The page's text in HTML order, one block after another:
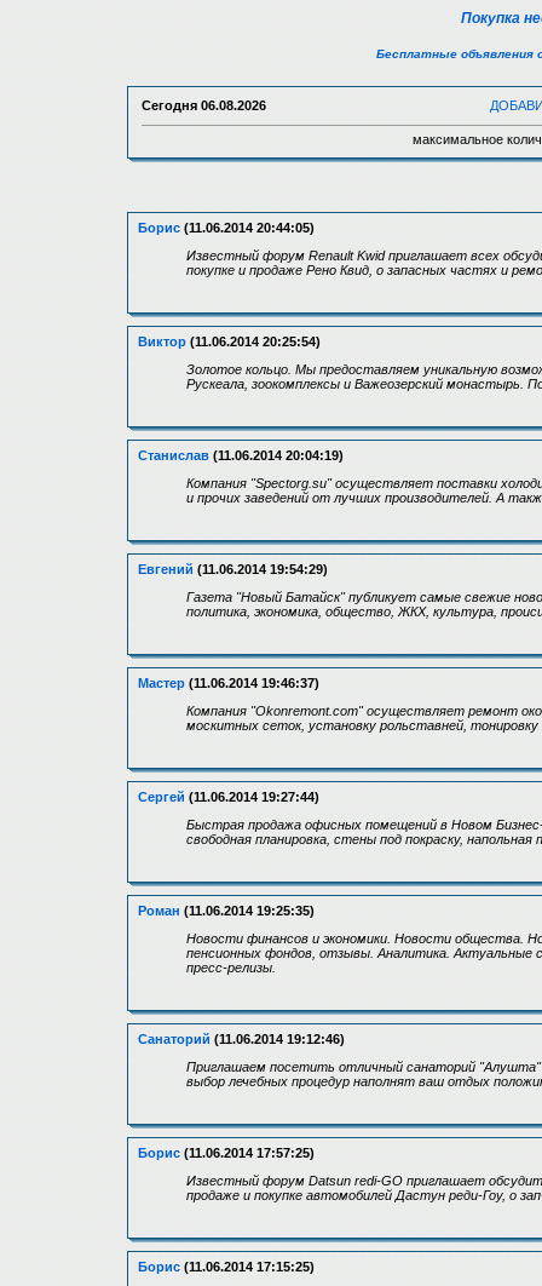
Покупка
Бесплатные объявления
Сегодня 06.08.2026
максимальное
Борис (11.06.2014 20:44:05)
Известный форум Renault Kwid приглашает всех
покупке и продаже Рено Квид, о запасных частях и
Виктор (11.06.2014 20:25:54)
Золотое кольцо. Мы предоставляем уникальную
Рускеала, зоокомплексы и Важеозерский монастырь.
Станислав (11.06.2014 20:04:19)
Компания "Spectorg.su" осуществляет поставки
и прочих заведений от лучших производителей. А
Евгений (11.06.2014 19:54:29)
Газета "Новый Батайск" публикует самые свежие
политика, экономика, общество, ЖКХ, культура,
Мастер (11.06.2014 19:46:37)
Компания "Okonremont.com" осуществляет ремонт
москитных сеток, установку рольставней, тонировку
Сергей (11.06.2014 19:27:44)
Быстрая продажа офисных помещений в Новом
свободная планировка, стены под покраску,
Роман (11.06.2014 19:25:35)
Новости финансов и экономики. Новости общества.
пенсионных фондов, отзывы. Аналитика. Актуальные
пресс-релизы.
Санаторий (11.06.2014 19:12:46)
Приглашаем посетить отличный санаторий
выбор лечебных процедур наполнят ваш отдых
Борис (11.06.2014 17:57:25)
Известный форум Datsun redi-GO приглашает
продаже и покупке автомобилей Дастун реди-Гоу, о
Борис (11.06.2014 17:15:25)